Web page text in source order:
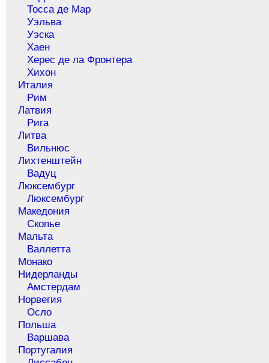
Тосса де Мар
Уэльва
Уэска
Хаен
Херес де ла Фронтера
Хихон
Италия
Рим
Латвия
Рига
Литва
Вильнюс
Лихтенштейн
Вадуц
Люксембург
Люксембург
Македония
Скопье
Мальта
Валлетта
Монако
Нидерланды
Амстердам
Норвегия
Осло
Польша
Варшава
Португалия